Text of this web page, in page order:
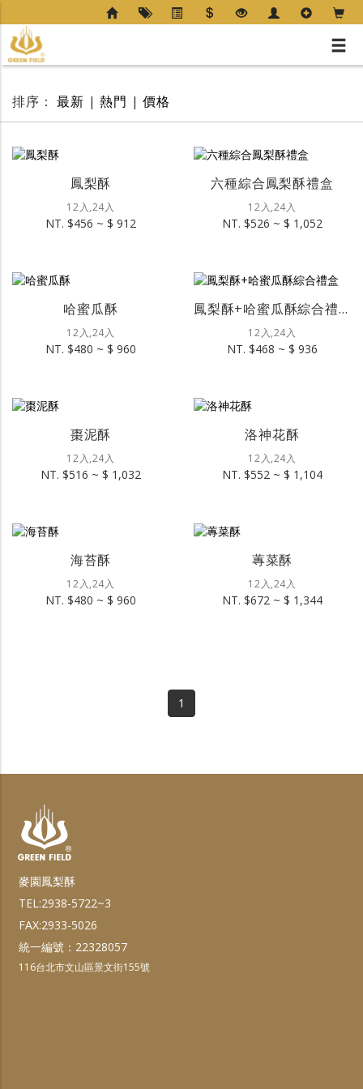
排序：最新 |熱門 |價格
鳳梨酥
12入,24入
NT. $456 ~ $ 912
六種綜合鳳梨酥禮盒
12入,24入
NT. $526 ~ $ 1,052
哈蜜瓜酥
12入,24入
NT. $480 ~ $ 960
鳳梨酥+哈蜜瓜酥綜合禮盒
12入,24入
NT. $468 ~ $ 936
棗泥酥
12入,24入
NT. $516 ~ $ 1,032
洛神花酥
12入,24入
NT. $552 ~ $ 1,104
海苔酥
12入,24入
NT. $480 ~ $ 960
蓴菜酥
12入,24入
NT. $672 ~ $ 1,344
1
麥園鳳梨酥
TEL:2938-5722~3
FAX:2933-5026
統一編號：22328057
116台北市文山區景文街155號